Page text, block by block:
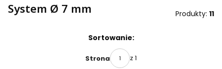
System Ø 7 mm Produkty: 11
Sortowanie:
Strona z 1